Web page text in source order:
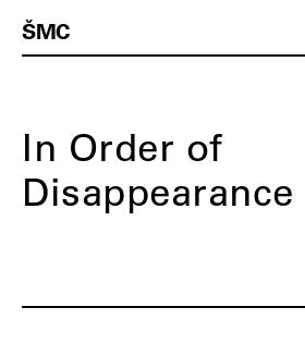
ŠMC
In Order of
Disappearance